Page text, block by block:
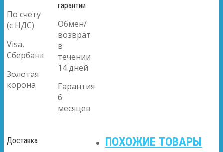
По счету
(с НДС)
Visa,
Сбербанк
Золотая
корона
гарантии
Обмен/
возврат
в
течении
14 дней
Гарантия
6
месяцев
Доставка ПОХОЖИЕ ТОВАРЫ